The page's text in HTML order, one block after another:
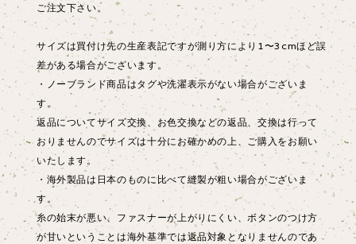
ご注文下さい。
サイズは買付け先の生産表記ですが測り方により1〜3cmほど誤
差がある場合がございます。
・ノーブランド商品はタグや洗濯表示がない場合がございま
す。
返品についてサイズ交換、お色交換などの返品、交換は行って
おりませんのでサイズは十分にお確かめの上、ご購入をお願い
いたします。
・海外製品は日本のものに比べて縫製が粗い場合がございま
す。
糸の始末が悪い、ファスナーが上がりにくい、ボタンのつけ方
が甘いということは海外基準では返品対象となりませんのであ